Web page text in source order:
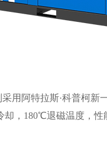
用阿特拉斯·科普柯新
，180℃退磁温度，